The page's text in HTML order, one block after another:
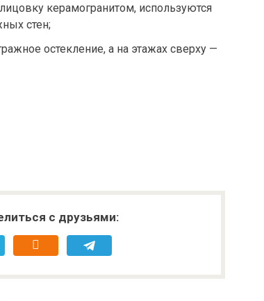
керамогранитом, используются
стен;
остекление, а на этажах сверху —
с друзьями: